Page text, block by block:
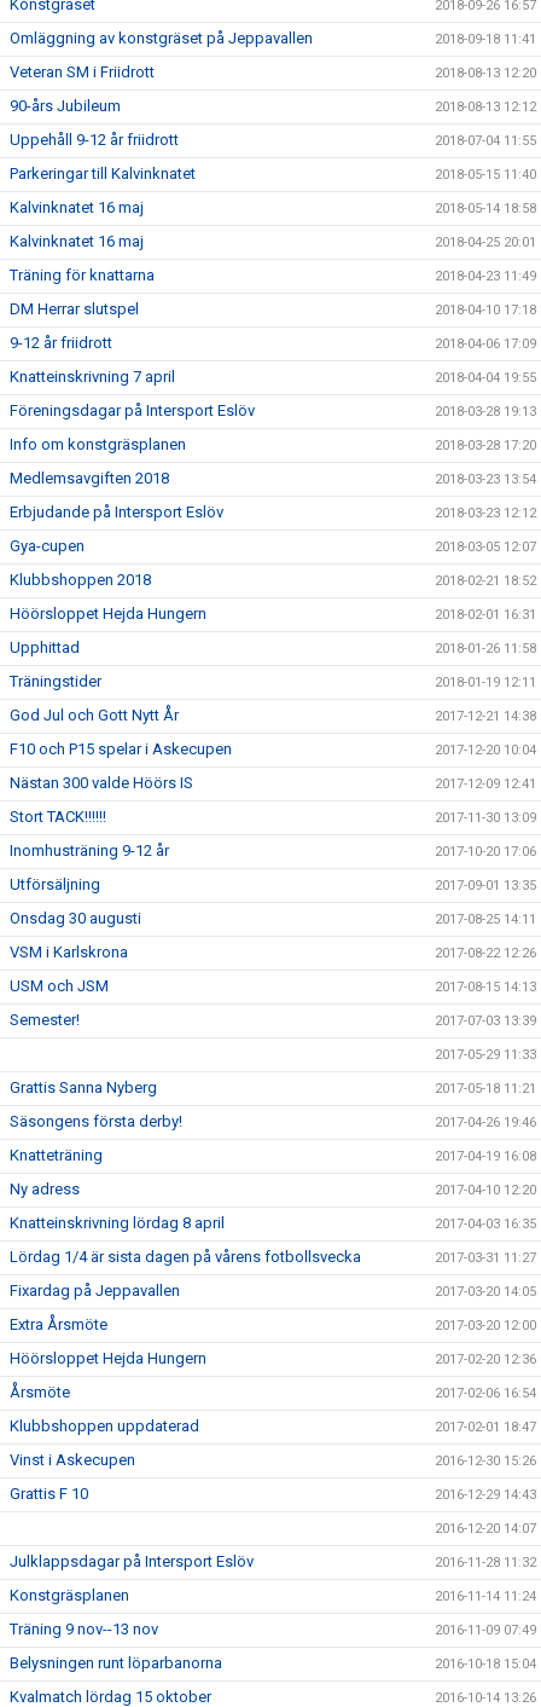
Konstgräset 2018-09-26 16:57
Omläggning av konstgräset på Jeppavallen 2018-09-18 11:41
Veteran SM i Friidrott 2018-08-13 12:20
90-års Jubileum 2018-08-13 12:12
Uppehåll 9-12 år friidrott 2018-07-04 11:55
Parkeringar till Kalvinknatet 2018-05-15 11:40
Kalvinknatet 16 maj 2018-05-14 18:58
Kalvinknatet 16 maj 2018-04-25 20:01
Träning för knattarna 2018-04-23 11:49
DM Herrar slutspel 2018-04-10 17:18
9-12 år friidrott 2018-04-06 17:09
Knatteinskrivning 7 april 2018-04-04 19:55
Föreningsdagar på Intersport Eslöv 2018-03-28 19:13
Info om konstgräsplanen 2018-03-28 17:20
Medlemsavgiften 2018 2018-03-23 13:54
Erbjudande på Intersport Eslöv 2018-03-23 12:12
Gya-cupen 2018-03-05 12:07
Klubbshoppen 2018 2018-02-21 18:52
Höörsloppet Hejda Hungern 2018-02-01 16:31
Upphittad 2018-01-26 11:58
Träningstider 2018-01-19 12:11
God Jul och Gott Nytt År 2017-12-21 14:38
F10 och P15 spelar i Askecupen 2017-12-20 10:04
Nästan 300 valde Höörs IS 2017-12-09 12:41
Stort TACK!!!!!! 2017-11-30 13:09
Inomhusträning 9-12 år 2017-10-20 17:06
Utförsäljning 2017-09-01 13:35
Onsdag 30 augusti 2017-08-25 14:11
VSM i Karlskrona 2017-08-22 12:26
USM och JSM 2017-08-15 14:13
Semester! 2017-07-03 13:39
2017-05-29 11:33
Grattis Sanna Nyberg 2017-05-18 11:21
Säsongens första derby! 2017-04-26 19:46
Knatteträning 2017-04-19 16:08
Ny adress 2017-04-10 12:20
Knatteinskrivning lördag 8 april 2017-04-03 16:35
Lördag 1/4 är sista dagen på vårens fotbollsvecka 2017-03-31 11:27
Fixardag på Jeppavallen 2017-03-20 14:05
Extra Årsmöte 2017-03-20 12:00
Höörsloppet Hejda Hungern 2017-02-20 12:36
Årsmöte 2017-02-06 16:54
Klubbshoppen uppdaterad 2017-02-01 18:47
Vinst i Askecupen 2016-12-30 15:26
Grattis F 10 2016-12-29 14:43
2016-12-20 14:07
Julklappsdagar på Intersport Eslöv 2016-11-28 11:32
Konstgräsplanen 2016-11-14 11:24
Träning 9 nov--13 nov 2016-11-09 07:49
Belysningen runt löparbanorna 2016-10-18 15:04
Kvalmatch lördag 15 oktober 2016-10-14 13:26